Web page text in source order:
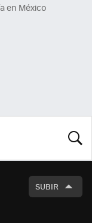
en México
SUBIR